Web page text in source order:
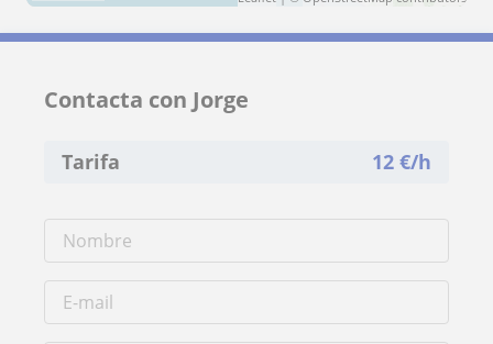
Contacta con Jorge
Tarifa 12 €/h